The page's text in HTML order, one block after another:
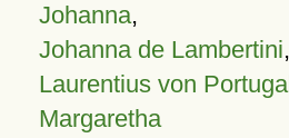
Johanna,
Johanna de Lambertini,
Laurentius von
Margaretha